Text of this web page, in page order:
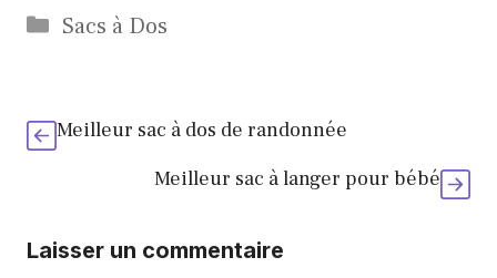
Catégories
Sacs à Dos
Meilleur sac à dos de randonnée
Meilleur sac à langer pour bébé
Laisser un commentaire